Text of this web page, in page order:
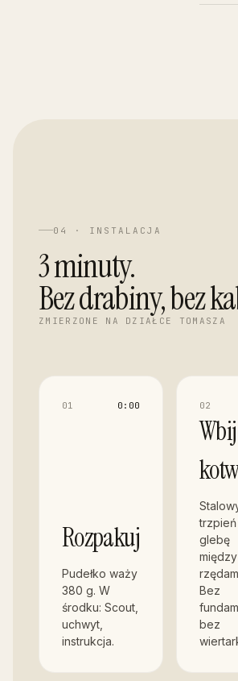
04 · INSTALACJA
3 minuty.
Bez drabiny, bez
ZMIERZONE NA DZIAŁCE TOMASZA
01 0:00
Rozpakuj
Pudełko waży
380 g. W
środku: Scout,
uchwyt,
instrukcja.
02
Wbij
glebę
między
Bez
bez